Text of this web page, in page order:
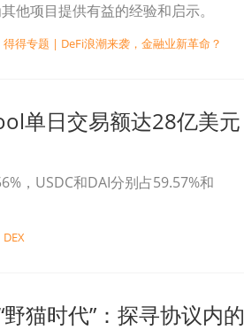
他项目提供有益的经验和启示。
得得专题 | DeFi浪潮来袭，金融业新革命？
单日交易额达28亿美元
，USDC和DAI分别占59.57%和
DEX
猫时代”：探寻协议内的